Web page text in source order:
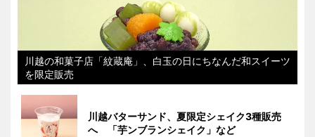
川越の和菓子店「紋蔵庵」、白玉の日にちなんだ和スイーツ
を限定販売
川越バターサンド、夏限定シェイク3種販売
へ 「芋ンブランシェイク」など